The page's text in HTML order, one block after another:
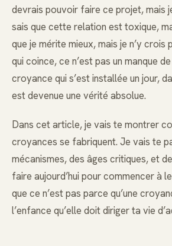
devrais pouvoir faire ce projet, mais
sais que cette relation est toxique,
que je mérite mieux, mais je n’y crois
qui coince, ce n’est pas un manque
croyance qui s’est installée un jour,
est devenue une vérité absolue.
Dans cet article, je vais te montrer
croyances se fabriquent. Je vais te
mécanismes, des âges critiques, et
faire aujourd’hui pour commencer à
que ce n’est pas parce qu’une
l’enfance qu’elle doit diriger ta vie